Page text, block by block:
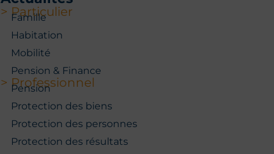
> Particulier
Famille
Habitation
Mobilité
Pension & Finance
> Professionnel
Pension
Protection des biens
Protection des personnes
Protection des résultats